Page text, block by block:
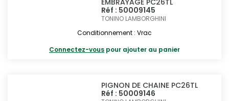
EMBRAYAGE PC26TL
Réf : 50009145
TONINO LAMBORGHINI
Conditionnement : Vrac
Connectez-vous pour ajouter au panier
PIGNON DE CHAINE PC26TL
Réf : 50009146